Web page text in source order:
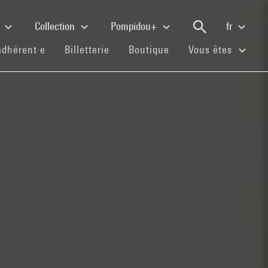
Collection Pompidou+
fr
(current)
Billetterie (current)
Boutique (current)
Vous êtes